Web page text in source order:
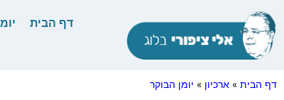
דף הבית
דף הבית » ארכיון » יומן הבוקר